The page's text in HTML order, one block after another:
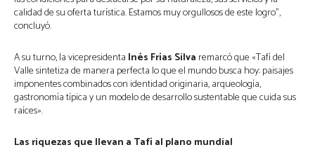
calidad de su oferta turística. Estamos muy orgullosos de este logro”,
concluyó.
A su turno, la vicepresidenta Inés Frías Silva remarcó que «Tafí del
Valle sintetiza de manera perfecta lo que el mundo busca hoy: paisajes
imponentes combinados con identidad originaria, arqueología,
gastronomía típica y un modelo de desarrollo sustentable que cuida sus
raíces».
Las riquezas que llevan a Tafí al plano mundial